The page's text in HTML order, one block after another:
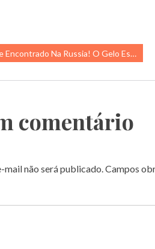
Na Russia! O Gelo Está Derretendo…
comentário
mail não será publicado.Campos